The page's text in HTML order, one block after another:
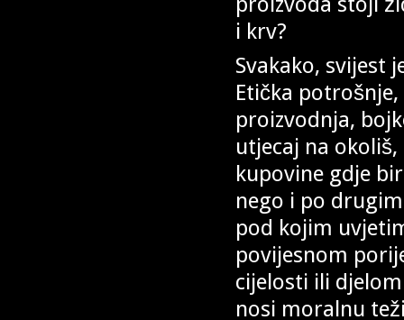
i krv?
Svakako, svijest
Etička
proizvodnja,
utjecaj na
kupovine gdje
nego i po
pod kojim
povijesnom
cijelosti ili
nosi moralnu